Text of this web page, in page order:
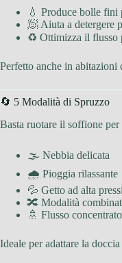
💧 Produce bolle fini
🧖 Aiuta a detergere
♻️ Ottimizza il flusso
Perfetto anche in abitazioni
🔄 5 Modalità di Spruzzo
Basta ruotare il soffione per
🌫 Nebbia delicata
🌧 Pioggia rilassante
💦 Getto ad alta
🔀 Modalità
🚿 Flusso concentrato
Ideale per adattare la